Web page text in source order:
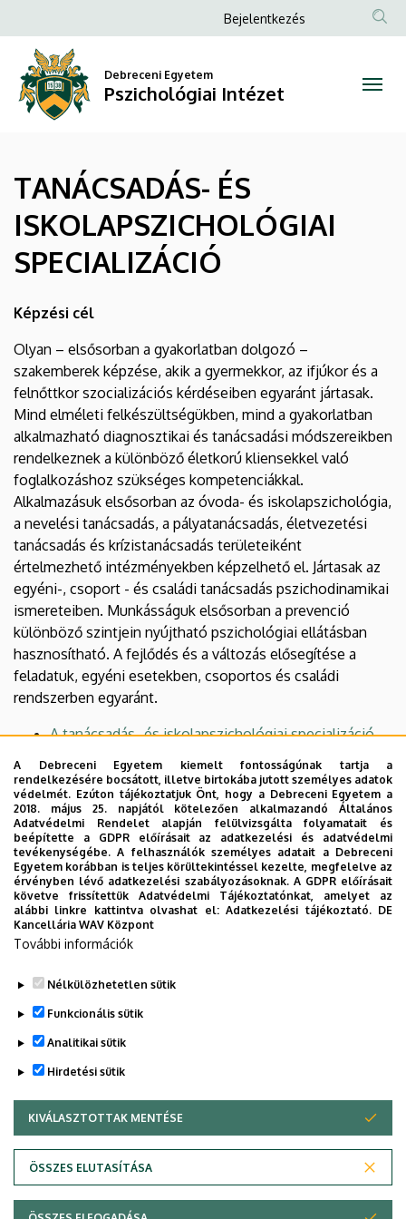
ÉS
ISKOLAPSZICHOLÓGIAI
SPECIALIZÁCIÓ
Pszichológiai
Intézet
a
tartalomra
Anonim
menüje
Bejelentkezés
Debreceni Egyetem
Pszichológiai Intézet
TANÁCSADÁS- ÉS
ISKOLAPSZICHOLÓGIAI
SPECIALIZÁCIÓ
Képzési cél
Olyan – elsősorban a gyakorlatban dolgozó –
szakemberek képzése, akik a gyermekkor, az ifjúkor és a
felnőttkor szocializációs kérdéseiben egyaránt jártasak.
Mind elméleti felkészültségükben, mind a gyakorlatban
alkalmazható diagnosztikai és tanácsadási módszereikben
rendelkeznek a különböző életkorú kliensekkel való
foglalkozáshoz szükséges kompetenciákkal.
Alkalmazásuk elsősorban az óvoda- és iskolapszichológia,
a nevelési tanácsadás, a pályatanácsadás, életvezetési
tanácsadás és krízistanácsadás területeiként
értelmezhető intézményekben képzelhető el. Jártasak az
egyéni-, csoport - és családi tanácsadás pszichodinamikai
ismereteiben. Munkásságuk elsősorban a prevenció
különböző szintjein nyújtható pszichológiai ellátásban
hasznosítható. A fejlődés és a változás elősegítése a
feladatuk, egyéni esetekben, csoportos és családi
rendszerben egyaránt.
A tanácsadás- és iskolapszichológiai specializáció
kreditlistája a 2017 szeptemberében felvett
hallgatók esetén
A tanácsadás- és iskolapszichológiai specializáció
kreditlistája a 2009-2016 között felvett hallgatók
esetén
A tanácsadás- és iskolapszichológiai specializáció
kreditlistája a 2023 szeptemberében felvett
hallgatók esetén
A tanácsadás- és iskolapszichológia specializáció
kreditlistája a 2025 szeptemberében felvett
Legutóbbi frissítés: 2025. 11. 20. 07:59
Adatvédelem
A Debreceni Egyetem kiemelt fontosságúnak tartja a
rendelkezésére bocsátott, illetve birtokába jutott személyes adatok
védelmét. Ezúton tájékoztatjuk Önt, hogy a Debreceni Egyetem a
2018. május 25. napjától kötelezően alkalmazandó Általános
Adatvédelmi Rendelet alapján felülvizsgálta folyamatait és
beépítette a GDPR előírásait az adatkezelési és adatvédelmi
tevékenységébe. A felhasználók személyes adatait a Debreceni
Egyetem korábban is teljes körültekintéssel kezelte, megfelelve az
érvényben lévő adatkezelési szabályozásoknak. A GDPR előírásait
követve frissítettük Adatvédelmi Tájékoztatónkat, amelyet az
alábbi linkre kattintva olvashat el:Adatkezelési tájékoztató. DE
Kancellária WAV Központ
További információk
Nélkülözhetetlen sütik
Funkcionális sütik
Analitikai sütik
Hirdetési sütik
KIVÁLASZTOTTAK MENTÉSE
ÖSSZES ELUTASÍTÁSA
WITHDRAW CONSENT